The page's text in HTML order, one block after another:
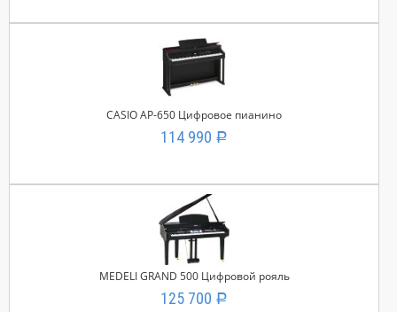
CASIO AP-650 Цифровое пианино
114 990 Р
MEDELI GRAND 500 Цифровой рояль
125 700 Р